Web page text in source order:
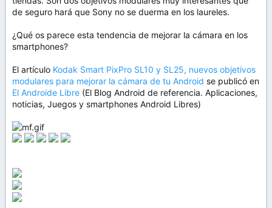
de seguro hará que Sony no se duerma en los laureles.
¿Qué os parece esta tendencia de mejorar la cámara en los
smartphones?
El artículo Kodak Smart PixPro SL10 y SL25, nuevos objetivos
modulares para mejorar la cámara de tu Android se publicó en
El Androide Libre (El Blog Android de referencia. Aplicaciones,
noticias, Juegos y smartphones Android Libres)